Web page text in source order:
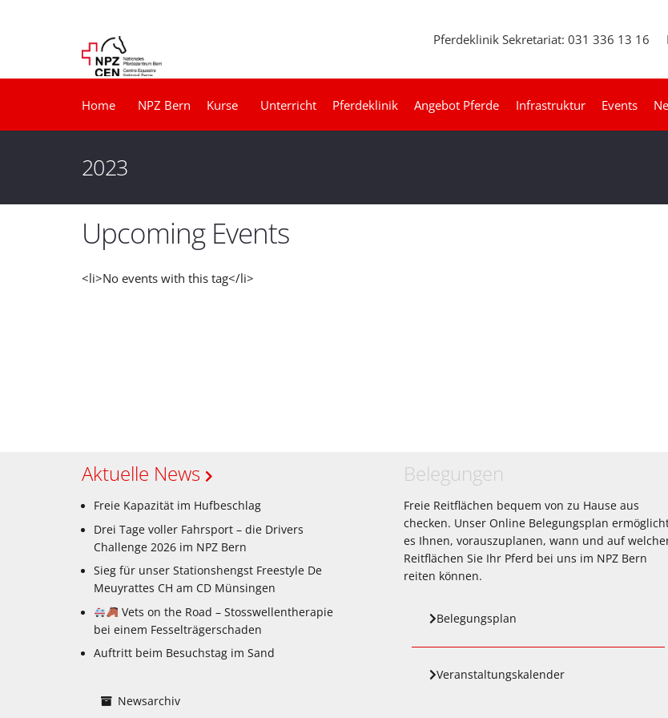
Pferdeklinik Sekretariat: 031 336 13 16
Home NPZ Bern Kurse Unterricht Pferdeklinik Angebot Pferde Infrastruktur Events
2023
Upcoming Events
<li>No events with this tag</li>
Aktuelle News
Freie Kapazität im Hufbeschlag
Drei Tage voller Fahrsport – die Drivers
Challenge 2026 im NPZ Bern
Sieg für unser Stationshengst Freestyle De
Meuyrattes CH am CD Münsingen
Vets on the Road – Stosswellentherapie
bei einem Fesselträgerschaden
Auftritt beim Besuchstag im Sand
Newsarchiv
Belegungen
Freie Reitflächen bequem von zu Hause aus
checken. Unser Online Belegungsplan
es Ihnen, vorauszuplanen, wann und auf
Reitflächen Sie Ihr Pferd bei uns im NPZ Bern
reiten können.
Belegungsplan
Veranstaltungskalender